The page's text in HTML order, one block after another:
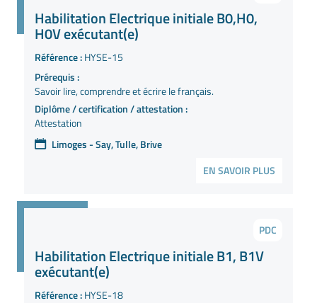
Habilitation Electrique initiale B0,H0,
H0V exécutant(e)
Référence :HYSE-15
Prérequis :
Savoir lire, comprendre et écrire le français.
Diplôme / certification / attestation :
Attestation
Limoges - Say, Tulle, Brive
EN SAVOIR PLUS
PDC
Habilitation Electrique initiale B1, B1V
exécutant(e)
Référence :HYSE-18